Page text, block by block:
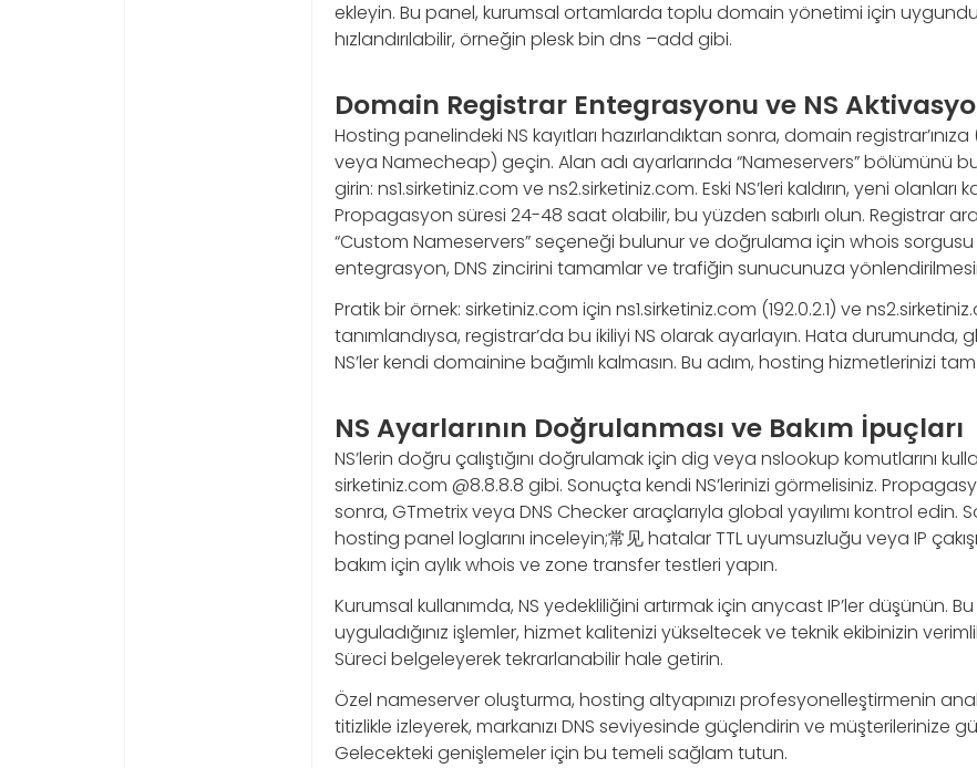
ekleyin. Bu panel, kurumsal ortamlarda toplu domain yönetimi için
hızlandırılabilir, örneğin plesk bin dns –add gibi.
Domain Registrar Entegrasyonu ve NS
Hosting panelindeki NS kayıtları hazırlandıktan sonra, domain
veya Namecheap) geçin. Alan adı ayarlarında “Nameservers” bölümünü
girin: ns1.sirketiniz.com ve ns2.sirketiniz.com. Eski NS’leri kaldırın, yeni olanları
Propagasyon süresi 24-48 saat olabilir, bu yüzden sabırlı olun. Registrar
“Custom Nameservers” seçeneği bulunur ve doğrulama için whois sorgusu
entegrasyon, DNS zincirini tamamlar ve trafiğin sunucunuza
Pratik bir örnek: sirketiniz.com için ns1.sirketiniz.com (192.0.2.1) ve
tanımlandıysa, registrar’da bu ikiliyi NS olarak ayarlayın. Hata durumunda,
NS’ler kendi domainine bağımlı kalmasın. Bu adım, hosting hizmetlerinizi tam
NS Ayarlarının Doğrulanması ve Bakım İpuçları
NS’lerin doğru çalıştığını doğrulamak için dig veya nslookup komutlarını
sirketiniz.com @8.8.8.8 gibi. Sonuçta kendi NS’lerinizi görmelisiniz.
sonra, GTmetrix veya DNS Checker araçlarıyla global yayılımı kontrol edin.
hosting panel loglarını inceleyin;常见 hatalar TTL uyumsuzluğu veya IP
bakım için aylık whois ve zone transfer testleri yapın.
Kurumsal kullanımda, NS yedekliliğini artırmak için anycast IP’ler düşünün.
uyguladığınız işlemler, hizmet kalitenizi yükseltecek ve teknik ekibinizin
Süreci belgeleyerek tekrarlanabilir hale getirin.
Özel nameserver oluşturma, hosting altyapınızı profesyonelleştirmenin
titizlikle izleyerek, markanızı DNS seviyesinde güçlendirin ve müşterilerinize
Gelecekteki genişlemeler için bu temeli sağlam tutun.